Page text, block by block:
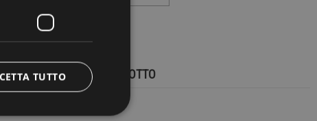
MARCA:
DETTAGLI DEL PRODOTTO
TUTTO